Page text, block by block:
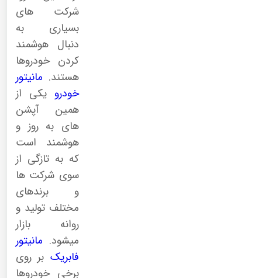
شرکت های
بسیاری به
دنبال هوشمند
کردن خودروها
هستند. مانیتور
خودرو یکی از
همین آپشن
های به روز و
هوشمند است
که به تازگی از
سوی شرکت ها
و برندهای
مختلف تولید و
روانه بازار
میشود. مانیتور
فابریک بر روی
برخی خودروها